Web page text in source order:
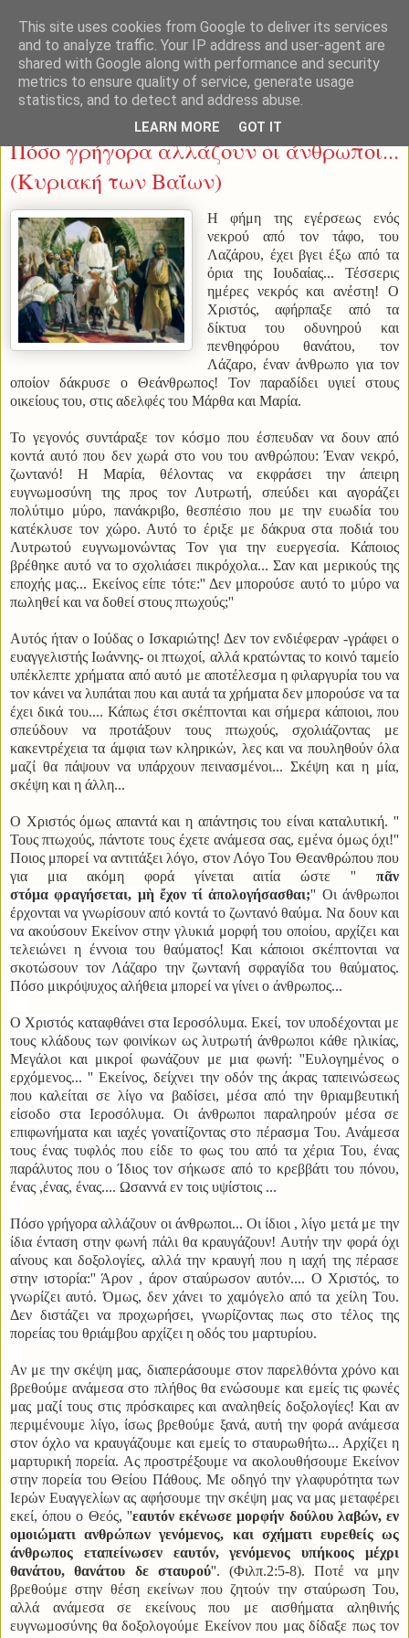
Σάββατο 12 Απριλίου 2014
Πόσο γρήγορα αλλάζουν οι άνθρωποι...
(Κυριακή των Βαΐων)
Η φήμη της εγέρσεως ενός
νεκρού από τον τάφο, του
Λαζάρου, έχει βγει έξω από τα
όρια της Ιουδαίας... Τέσσερις
ημέρες νεκρός και ανέστη! Ο
Χριστός, αφήρπαξε από τα
δίκτυα του οδυνηρού και
πενθηφόρου θανάτου, τον
Λάζαρο, έναν άνθρωπο για τον
οποίον δάκρυσε ο Θεάνθρωπος! Τον παραδίδει υγιεί στους
οικείους του, στις αδελφές του Μάρθα και Μαρία.
Το γεγονός συντάραξε τον κόσμο που έσπευδαν να δουν από
κοντά αυτό που δεν χωρά στο νου του ανθρώπου: Έναν νεκρό,
ζωντανό!Η Μαρία, θέλοντας να εκφράσει την άπειρη
ευγνωμοσύνη της προς τον Λυτρωτή, σπεύδει και αγοράζει
πολύτιμο μύρο, πανάκριβο, θεσπέσιο που με την ευωδία του
κατέκλυσε τον χώρο. Αυτό το έριξε με δάκρυα στα ποδιά του
Λυτρωτού ευγνωμονώντας Τον για την ευεργεσία. Κάποιος
βρέθηκε αυτό να το σχολιάσει πικρόχολα... Σαν και μερικούς της
εποχής μας... Εκείνος είπε τότε:'' Δεν μπορούσε αυτό το μύρο να
πωληθεί και να δοθεί στους πτωχούς;''
Αυτός ήταν ο Ιούδας ο Ισκαριώτης! Δεν τον ενδιέφεραν -γράφει ο
ευαγγελιστής Ιωάννης- οι πτωχοί, αλλά κρατώντας το κοινό ταμείο
υπέκλεπτε χρήματα από αυτό με αποτέλεσμα η φιλαργυρία του να
τον κάνει να λυπάται που και αυτά τα χρήματα δεν μπορούσε να τα
έχει δικά του.... Κάπως έτσι σκέπτονται και σήμερα κάποιοι, που
σπεύδουν να προτάξουν τους πτωχούς, σχολιάζοντας με
κακεντρέχεια τα άμφια των κληρικών, λες και να πουληθούν όλα
μαζί θα πάψουν να υπάρχουν πεινασμένοι... Σκέψη και η μία,
σκέψη και η άλλη...
Ο Χριστός όμως απαντά και η απάντησις του είναι καταλυτική. ''
Τους πτωχούς, πάντοτε τους έχετε ανάμεσα σας, εμένα όμως όχι!''
Ποιος μπορεί να αντιτάξει λόγο, στον Λόγο Του Θεανθρώπου που
για μια ακόμη φορά γίνεται αιτία ώστε '' πᾶν
στόμα φραγήσεται, μὴ ἔχοντίἀπολογήσασθαι;'' Οι άνθρωποι
έρχονται να γνωρίσουν από κοντά το ζωντανό θαύμα. Να δουν και
να ακούσουν Εκείνον στην γλυκιά μορφή του οποίου, αρχίζει και
τελειώνει η έννοια του θαύματος! Και κάποιοι σκέπτονται να
σκοτώσουν τον Λάζαρο την ζωντανή σφραγίδα του θαύματος.
Πόσο μικρόψυχος αλήθεια μπορεί να γίνει ο άνθρωπος...
Ο Χριστός καταφθάνει στα Ιεροσόλυμα. Εκεί, τον υποδέχονται με
τους κλάδους των φοινίκων ως λυτρωτή άνθρωποι κάθε ηλικίας,
Μεγάλοι και μικροί φωνάζουν με μια φωνή: ''Ευλογημένος ο
ερχόμενος... '' Εκείνος, δείχνει την οδόν της άκρας ταπεινώσεως
που καλείται σε λίγο να βαδίσει, μέσα από την θριαμβευτική
είσοδο στα Ιεροσόλυμα. Οι άνθρωποι παραληρούν μέσα σε
επιφωνήματα και ιαχές γονατίζοντας στο πέρασμα Του. Ανάμεσα
τους ένας τυφλός που είδε το φως του από τα χέρια Του, ένας
παράλυτος που ο Ίδιος τον σήκωσε από το κρεββάτι του πόνου,
ένας ,ένας, ένας.... Ωσαννά εν τοις υψίστοις ...
Πόσο γρήγορα αλλάζουν οι άνθρωποι... Οι ίδιοι , λίγο μετά με την
ίδια ένταση στην φωνή πάλι θα κραυγάζουν! Αυτήν την φορά όχι
αίνους και δοξολογίες, αλλά την κραυγή που η ιαχή της πέρασε
στην ιστορία:'' Άρον , άρον σταύρωσον αυτόν.... Ο Χριστός, το
γνωρίζει αυτό. Όμως, δεν χάνει το χαμόγελο από τα χείλη Του.
Δεν διστάζει να προχωρήσει, γνωρίζοντας πως στο τέλος της
πορείας του θριάμβου αρχίζει η οδός του μαρτυρίου.
Αν με την σκέψη μας, διαπεράσουμε στον παρελθόντα χρόνο και
βρεθούμε ανάμεσα στο πλήθος θα ενώσουμε και εμείς τις φωνές
μας μαζί τους στις πρόσκαιρες και αναληθείς δοξολογίες! Και αν
περιμένουμε λίγο, ίσως βρεθούμε ξανά, αυτή την φορά ανάμεσα
στον όχλο να κραυγάζουμε και εμείς το σταυρωθήτω... Αρχίζει η
μαρτυρική πορεία. Ας προστρέξουμε να ακολουθήσουμε Εκείνον
στην πορεία του Θείου Πάθους. Με οδηγό την γλαφυρότητα των
Ιερών Ευαγγελίων ας αφήσουμε την σκέψη μας να μας μεταφέρει
εκεί, όπου ο Θεός, ''εαυτόν εκένωσε μορφήν δούλου λαβών, εν
ομοιώματι ανθρώπων γενόμενος, και σχήματι ευρεθείς ως
άνθρωπος εταπείνωσεν εαυτόν, γενόμενος υπήκοος μέχρι
θανάτου, θανάτου δε σταυρού''. (Φιλπ.2:5-8). Ποτέ να μην
βρεθούμε στην θέση εκείνων που ζητούν την σταύρωση Του,
αλλά ανάμεσα σε εκείνους που με αισθήματα αληθινής
ευγνωμοσύνης θα δοξολογούμε Εκείνον που μας δίδαξε πως τον
This site uses cookies from Google to deliver its services
and to analyze traffic. Your IP address and user-agent are
shared with Google along with performance and security
metrics to ensure quality of service, generate usage
statistics, and to detect and address abuse.
LEARN MORE GOT IT